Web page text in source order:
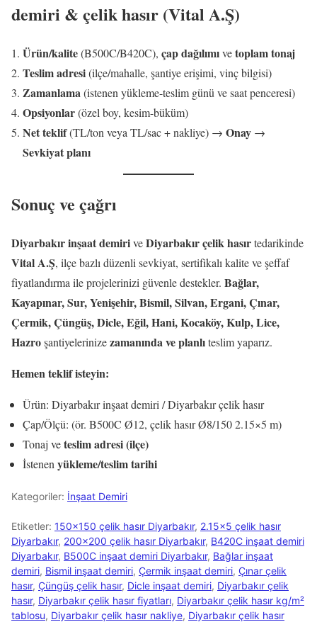
demiri & çelik hasır (Vital A.Ş)
Ürün/kalite(B500C/B420C), çap dağılımıvetoplam tonaj
Teslim adresi(ilçe/mahalle, şantiye erişimi, vinç bilgisi)
Zamanlama(istenen yükleme-teslim günü ve saat penceresi)
Opsiyonlar(özel boy, kesim-büküm)
Net teklif(TL/ton veya TL/sac + nakliye) → Onay →
Sevkiyat planı
Sonuç ve çağrı
Diyarbakır inşaat demiriveDiyarbakır çelik hasırtedarikinde
Vital A.Ş, ilçe bazlı düzenli sevkiyat, sertifikalı kalite ve şeffaf
fiyatlandırma ile projelerinizi güvenle destekler. Bağlar,
Kayapınar, Sur, Yenişehir, Bismil, Silvan, Ergani, Çınar,
Çermik, Çüngüş, Dicle, Eğil, Hani, Kocaköy, Kulp, Lice,
Hazroşantiyelerinizezamanında ve planlıteslim yaparız.
Hemen teklif isteyin:
Ürün: Diyarbakır inşaat demiri / Diyarbakır çelik hasır
Çap/Ölçü: (ör. B500C Ø12, çelik hasır Ø8/150 2.15×5 m)
Tonaj veteslim adresi (ilçe)
İstenen yükleme/teslim tarihi
Kategoriler: İnşaat Demiri
Etiketler: 150×150 çelik hasır Diyarbakır, 2.15×5 çelik hasır
Diyarbakır, 200×200 çelik hasır Diyarbakır, B420C inşaat demiri
Diyarbakır, B500C inşaat demiri Diyarbakır, Bağlar inşaat
demiri, Bismil inşaat demiri, Çermik inşaat demiri, Çınar çelik
hasır, Çüngüş çelik hasır, Dicle inşaat demiri, Diyarbakır çelik
hasır, Diyarbakır çelik hasır fiyatları, Diyarbakır çelik hasır kg/m²
tablosu, Diyarbakır çelik hasır nakliye, Diyarbakır çelik hasır